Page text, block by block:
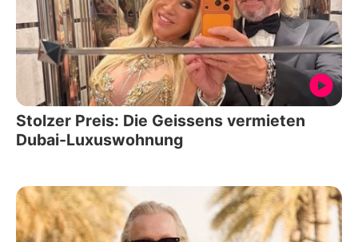
Stolzer Preis: Die Geissens vermieten
Dubai-Luxuswohnung